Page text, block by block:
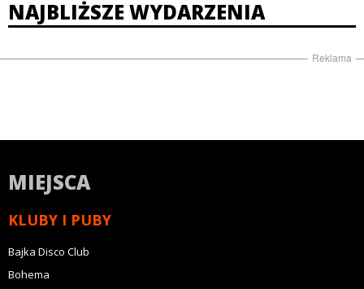
NAJBLIŻSZE WYDARZENIA
Reklama
MIEJSCA
KLUBY I PUBY
Bajka Disco Club
Bohema